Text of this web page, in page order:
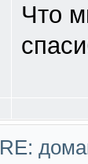
Что
RE: